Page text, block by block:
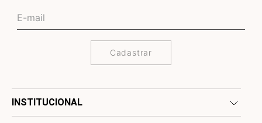
Cadastrar
INSTITUCIONAL